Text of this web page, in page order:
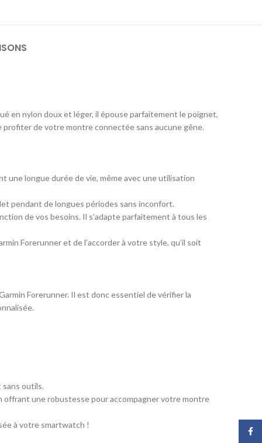
en nylon doux et léger, il épouse parfaitement le poignet,
de votre montre connectée sans aucune gêne.
une longue durée de vie, même avec une utilisation
pendant de longues périodes sans inconfort.
de vos besoins. Il s’adapte parfaitement à tous les
Forerunner et de l’accorder à votre style, qu’il soit
Forerunner. Il est donc essentiel de vérifier la
outils.
offrant une robustesse pour accompagner votre montre
à votre smartwatch !